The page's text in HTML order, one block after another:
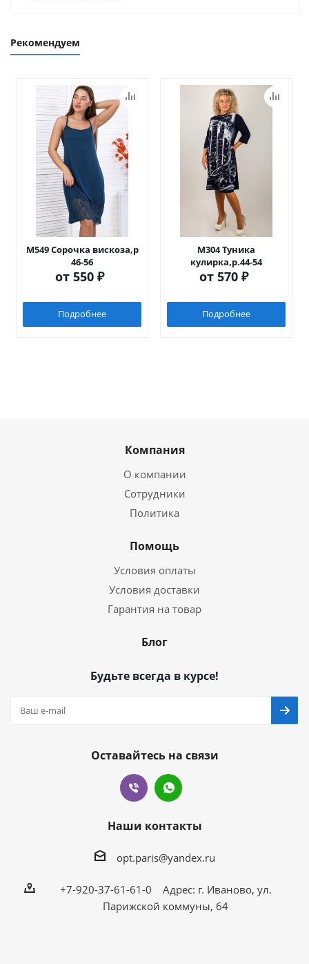
Рекомендуем
М549 Сорочка вискоза,р
46-56
от 550 ₽
Подробнее
М304 Туника
кулирка,р.44-54
от 570 ₽
Подробнее
Компания
О компании
Сотрудники
Политика
Помощь
Условия оплаты
Условия доставки
Гарантия на товар
Блог
Будьте всегда в курсе!
Оставайтесь на связи
Наши контакты
opt.paris@yandex.ru
+7-920-37-61-61-0 Адрес: г. Иваново, ул.
Парижской коммуны, 64